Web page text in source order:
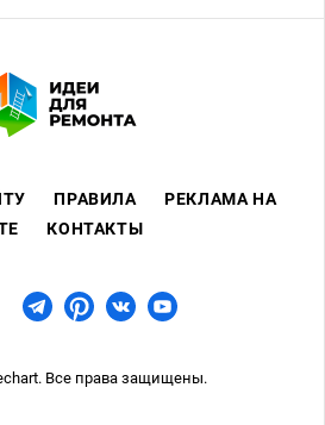
ПРАВИЛА
РЕКЛАМА НА
КОНТАКТЫ
Все права защищены.